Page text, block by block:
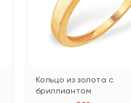
Кольцо из золота с
бриллиантом